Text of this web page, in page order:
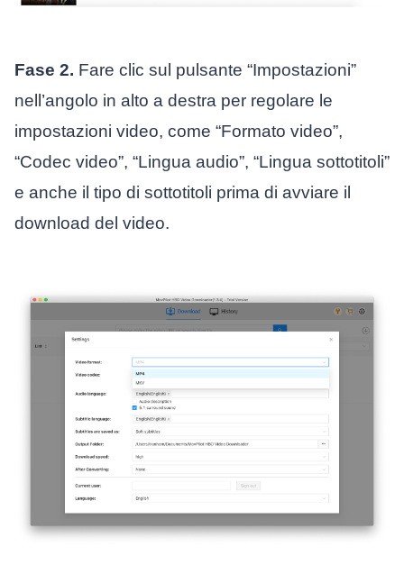
Fase 2. Fare clic sul pulsante “Impostazioni”
nell’angolo in alto a destra per regolare le
impostazioni video, come “Formato video”,
“Codec video”, “Lingua audio”, “Lingua sottotitoli”
e anche il tipo di sottotitoli prima di avviare il
download del video.